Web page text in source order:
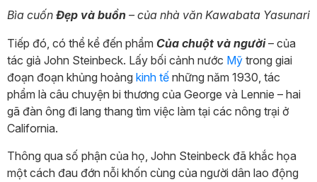
Bìa cuốn Đẹp và buồn – của nhà văn Kawabata Yasunari
Tiếp đó, có thể kể đến phẩm Của chuột và người– của
tác giả John Steinbeck. Lấy bối cảnh nước Mỹ trong giai
đoạn đoạn khủng hoảng kinh tế những năm 1930, tác
phẩm là câu chuyện bi thương của George và Lennie – hai
gã đàn ông đi lang thang tìm việc làm tại các nông trại ở
California.
Thông qua số phận của họ, John Steinbeck đã khắc họa
một cách đau đớn nỗi khốn cùng của người dân lao động